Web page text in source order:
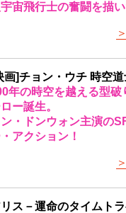
宇宙飛行士の奮闘を描
画]チョン・ウチ 時空道
年の時空を越える型破
ー誕生。
ン・ドンウォン主演の
アクション！
ス－運命のタイムト